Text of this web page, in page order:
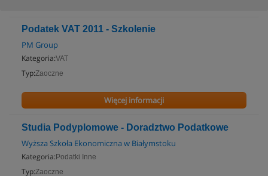
Podatek VAT 2011 - Szkolenie
PM Group
Kategoria:VAT
Typ:Zaoczne
Więcej informacji
Studia Podyplomowe - Doradztwo Podatkowe
Wyższa Szkoła Ekonomiczna w Białymstoku
Kategoria: Podatki Inne
Typ:Zaoczne